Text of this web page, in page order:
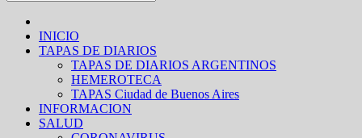
INICIO
TAPAS DE DIARIOS
TAPAS DE DIARIOS ARGENTINOS
HEMEROTECA
TAPAS Ciudad de Buenos Aires
INFORMACION
SALUD